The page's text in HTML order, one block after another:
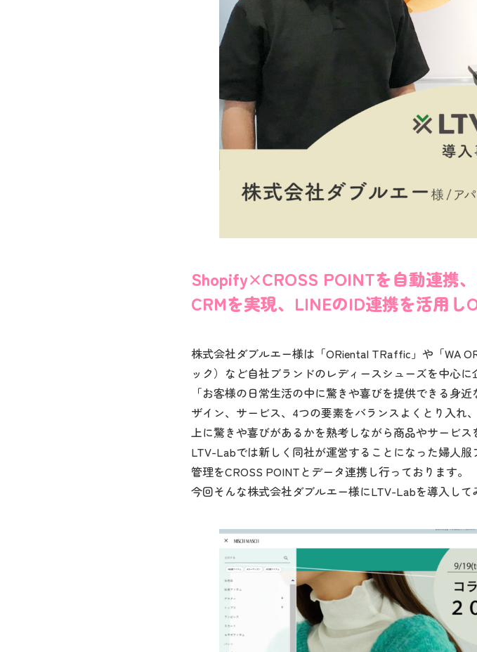
Shopify×CROSS POINTを自動連携
CRMを実現、LINEのID連携を活用し
株式会社ダブルエー様は「ORiental TRaffic」や「WA
ック）など自社ブランドのレディースシューズを中心に
「お客様の日常生活の中に驚きや喜びを提供できる身
ザイン、サービス、4つの要素をバランスよくとり入
上に驚きや喜びがあるかを熟考しながら商品やサービス
LTV-Labでは新しく同社が運営することになった婦人
管理をCROSS POINTとデータ連携し行っております。
今回そんな株式会社ダブルエー様にLTV-Labを導入して